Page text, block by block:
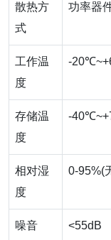
散热方
式
功率器
工作温
度
-
存储温
度
-
相对湿
度
0-95%(
噪音
<55dB